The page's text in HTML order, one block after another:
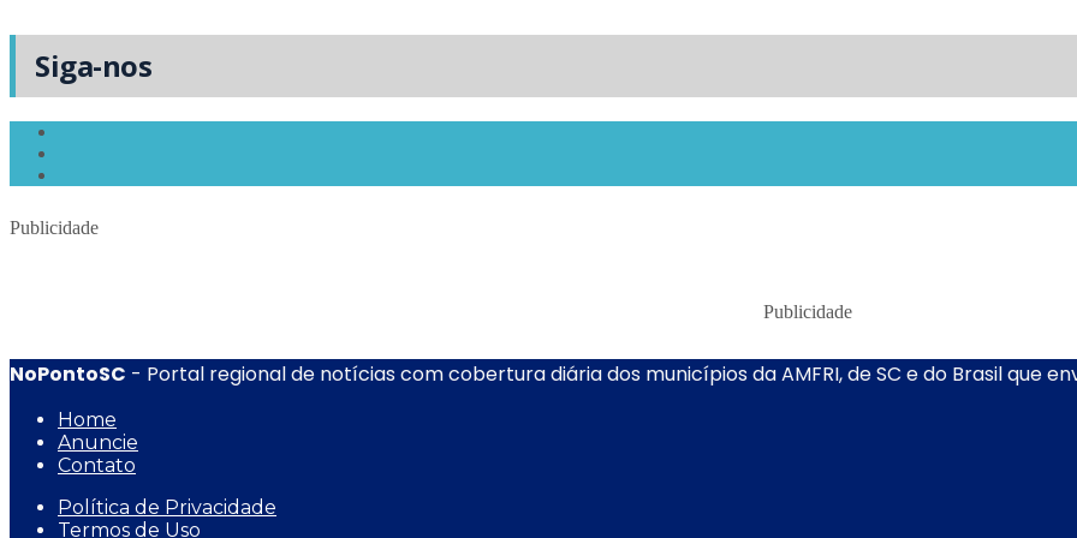
Siga-nos
Publicidade
Publicidade
NoPontoSC - Portal regional de notícias com cobertura diária dos municípios da AMFRI, de SC e do Brasil que
Home
Anuncie
Contato
Política de Privacidade
Termos de Uso